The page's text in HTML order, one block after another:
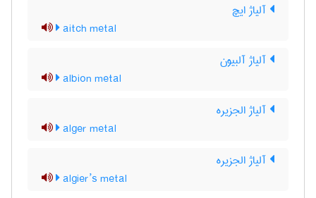
آلیاژ ایچ
aitch metal
آلیاژ آلبیون
albion metal
آلیاژ الجزیره
alger metal
آلیاژ الجزیره
algier’s metal